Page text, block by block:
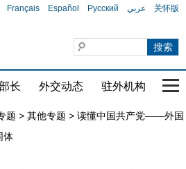
Français Español Русский عربي 关怀版
长 外交动态 驻外机构 国
题 > 其他专题 > 读懂中国共产党——外国
体